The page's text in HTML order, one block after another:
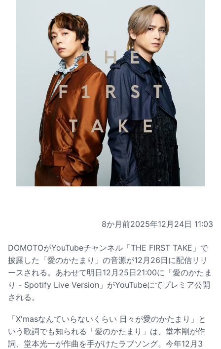
8か月前2025年12月24日 11:03
DOMOTOがYouTubeチャンネル「THE FIRST TAKE」で
披露した「愛のかたまり」の音源が12月26日に配信リリ
ースされる。あわせて明日12月25日21:00に「愛のかたま
り - Spotify Live Version」がYouTubeにてプレミア公開
される。
「X'masなんていらないくらい 日々が愛のかたまり」と
いう歌詞でも知られる「愛のかたまり」は、堂本剛が作
詞、堂本光一が作曲を手がけたラブソング。今年12月3